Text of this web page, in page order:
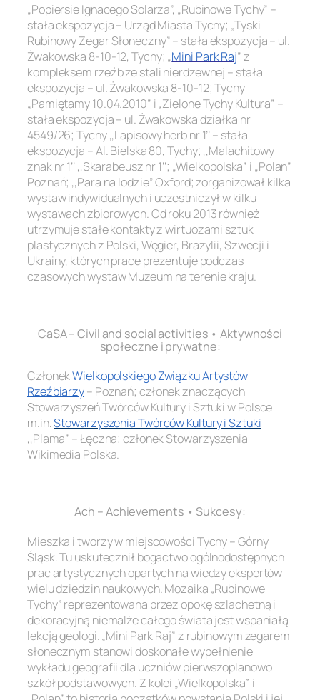
„Popiersie Ignacego Solarza”, „Rubinowe Tychy” –
stała ekspozycja – Urząd Miasta Tychy; „Tyski
Rubinowy Zegar Słoneczny” – stała ekspozycja – ul.
Żwakowska 8-10-12, Tychy; „Mini Park Raj” z
kompleksem rzeźb ze stali nierdzewnej – stała
ekspozycja – ul. Żwakowska 8-10-12; Tychy
„Pamiętamy 10.04.2010” i „Zielone Tychy Kultura” –
stała ekspozycja – ul. Żwakowska działka nr
4549/26; Tychy ,,Lapisowy herb nr 1’’ – stała
ekspozycja – Al. Bielska 80, Tychy; ,,Malachitowy
znak nr 1’’ ,,Skarabeusz nr 1’’; „Wielkopolska” i „Polan”
Poznań; ,,Para na lodzie’’ Oxford; zorganizował kilka
wystaw indywidualnych i uczestniczył w kilku
wystawach zbiorowych. Od roku 2013 również
utrzymuje stałe kontakty z wirtuozami sztuk
plastycznych z Polski, Węgier, Brazylii, Szwecji i
Ukrainy, których prace prezentuje podczas
czasowych wystaw Muzeum na terenie kraju.
CaSA – Civil and social activities • Aktywności
społeczne i prywatne:
CzłonekWielkopolskiego Związku Artystów
Rzeźbiarzy– Poznań; członek znaczących
Stowarzyszeń Twórców Kultury i Sztuki w Polsce
m.in.Stowarzyszenia Twórców Kultury i Sztuki
,,Plama” – Łęczna; członek Stowarzyszenia
Wikimedia Polska.
Ach – Achievements • Sukcesy:
Mieszka i tworzy w miejscowości Tychy – Górny
Śląsk. Tu uskutecznił bogactwo ogólnodostępnych
prac artystycznych opartych na wiedzy ekspertów
wielu dziedzin naukowych. Mozaika „Rubinowe
Tychy” reprezentowana przez opokę szlachetną i
dekoracyjną niemalże całego świata jest wspaniałą
lekcją geologi. „Mini Park Raj” z rubinowym zegarem
słonecznym stanowi doskonałe wypełnienie
wykładu geografii dla uczniów pierwszoplanowo
szkół podstawowych. Z kolei „Wielkopolska” i